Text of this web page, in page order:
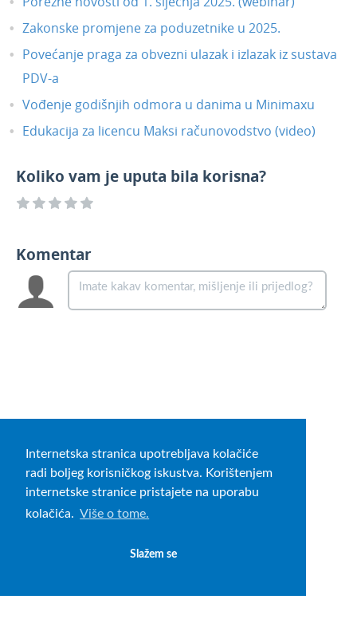
Internetska stranica upotrebljava kolačiće
radi boljeg korisničkog iskustva. Korištenjem
internetske stranice pristajete na uporabu
kolačića. Više o tome.
Slažem se
Zakonske promjene za poduzetnike u 2025.
Povećanje praga za obvezni ulazak i izlazak iz sustava
PDV-a
Vođenje godišnjih odmora u danima u Minimaxu
Edukacija za licencu Maksi računovodstvo (video)
Koliko vam je uputa bila korisna?
Komentar